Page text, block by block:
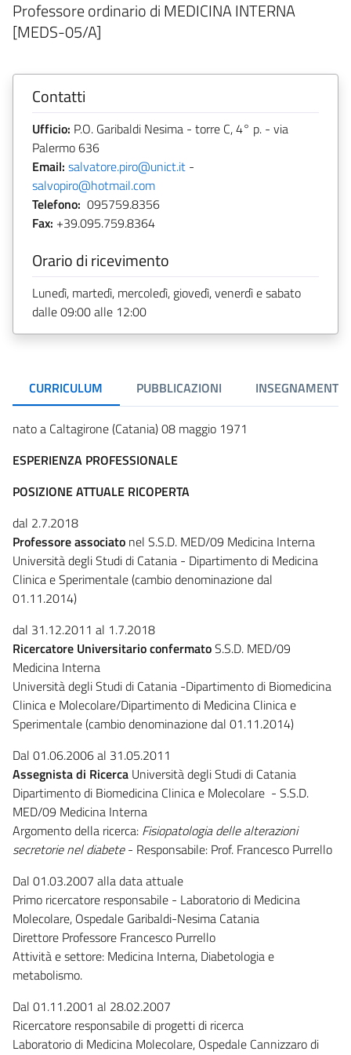
Professore ordinario di MEDICINA INTERNA
[MEDS-05/A]
Contatti
Ufficio: P.O. Garibaldi Nesima - torre C, 4° p. - via
Palermo 636
Email: salvatore.piro@unict.it -
salvopiro@hotmail.com
Telefono: 095759.8356
Fax: +39.095.759.8364
Orario di ricevimento
Lunedì, martedì, mercoledì, giovedì, venerdì e sabato
dalle 09:00 alle 12:00
CURRICULUM PUBBLICAZIONI INSEGNAMENTI
nato a Caltagirone (Catania) 08 maggio 1971
ESPERIENZA PROFESSIONALE
POSIZIONE ATTUALE RICOPERTA
dal 2.7.2018
Professore associato nel S.S.D. MED/09 Medicina Interna
Università degli Studi di Catania - Dipartimento di Medicina
Clinica e Sperimentale (cambio denominazione dal
01.11.2014)
dal 31.12.2011 al 1.7.2018
Ricercatore Universitario confermatoS.S.D. MED/09
Medicina Interna
Università degli Studi di Catania -Dipartimento di Biomedicina
Clinica e Molecolare/Dipartimento di Medicina Clinica e
Sperimentale (cambio denominazione dal 01.11.2014)
Dal 01.06.2006 al 31.05.2011
Assegnista di Ricerca Università degli Studi di Catania
Dipartimento di Biomedicina Clinica e Molecolare - S.S.D.
MED/09 Medicina Interna
Argomento della ricerca: Fisiopatologia delle alterazioni
secretorie nel diabete- Responsabile: Prof. Francesco Purrello
Dal 01.03.2007 alla data attuale
Primo ricercatore responsabile - Laboratorio di Medicina
Molecolare, Ospedale Garibaldi-Nesima Catania
Direttore Professore Francesco Purrello
Attività e settore: Medicina Interna, Diabetologia e
metabolismo.
Dal 01.11.2001 al 28.02.2007
Ricercatore responsabile di progetti di ricerca
Laboratorio di Medicina Molecolare, Ospedale Cannizzaro di